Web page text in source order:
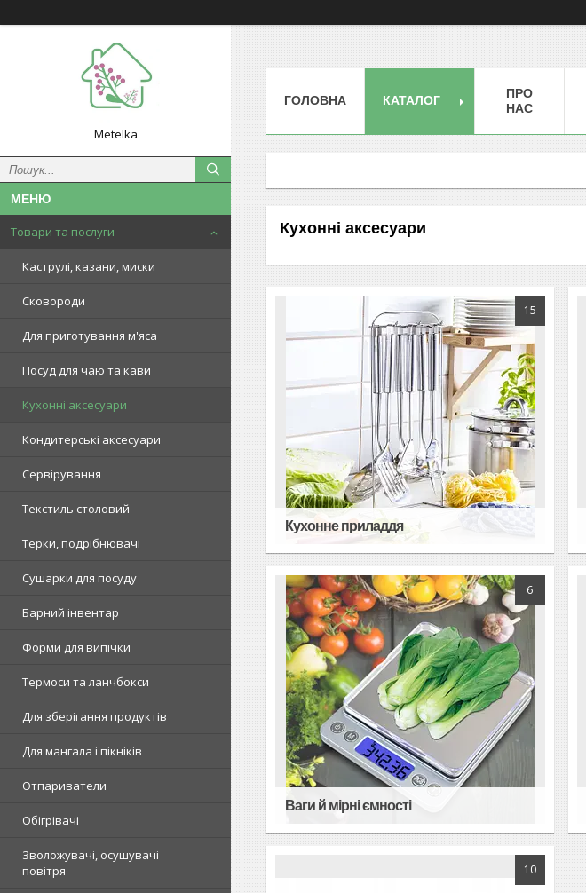
Metelka
Товари та послуги
Каструлі, казани, миски
Сковороди
Для приготування м'яса
Посуд для чаю та кави
Кухонні аксесуари
Кондитерські аксесуари
Сервірування
Текстиль столовий
Терки, подрібнювачі
Сушарки для посуду
Барний інвентар
Форми для випічки
Термоси та ланчбокси
Для зберігання продуктів
Для мангала і пікніків
Отпариватели
Обігрівачі
Зволожувачі, осушувачі
повітря
ГОЛОВНА КАТАЛОГ
ПРО
НАС
Кухонні аксесуари
15
Кухонне приладдя
6
Ваги й мірні ємності
10